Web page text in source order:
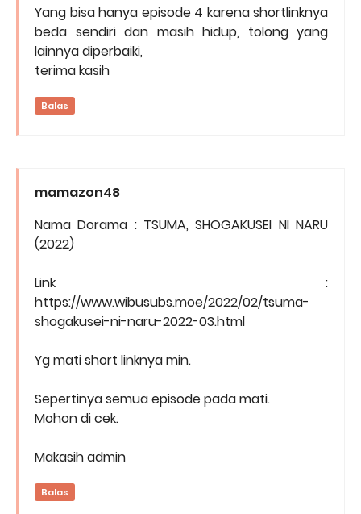
Yang bisa hanya episode 4 karena shortlinknya
beda sendiri dan masih hidup, tolong yang
lainnya diperbaiki,
terima kasih
Balas
mamazon48
Nama Dorama : TSUMA, SHOGAKUSEI NI NARU
(2022)
Link :
https://www.wibusubs.moe/2022/02/tsuma-
shogakusei-ni-naru-2022-03.html
Yg mati short linknya min.
Sepertinya semua episode pada mati.
Mohon di cek.
Makasih admin
Balas